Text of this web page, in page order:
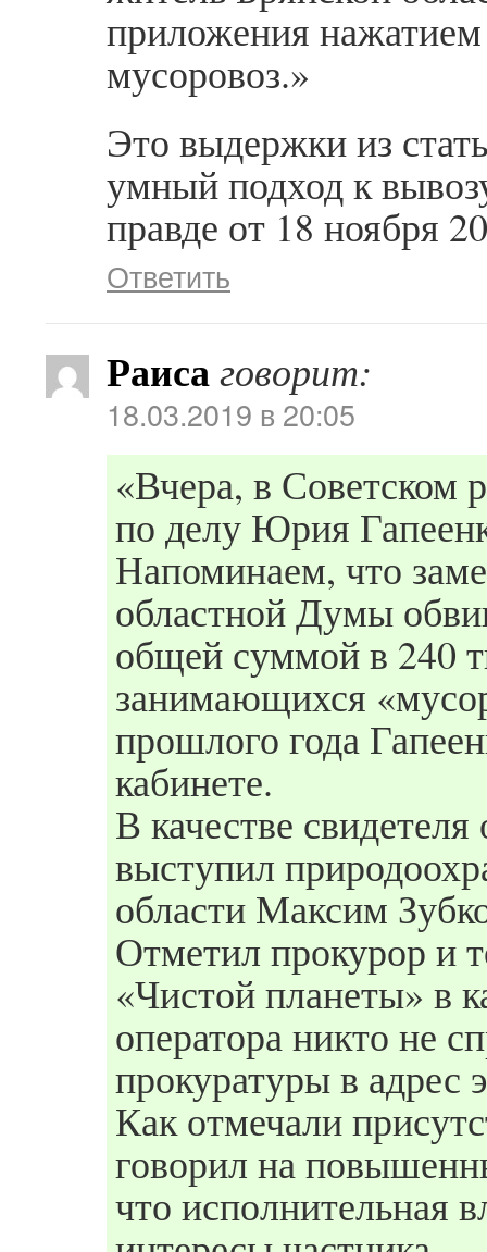
приложения
мусоровоз.»
Это выдержки из
умный подход к
правде от 18 ноября
Ответить
Раисаговорит:
18.03.2019 в 20:05
«Вчера, в Советском
по делу Юрия
Напоминаем, что
областной Думы
общей суммой в 240
занимающихся
прошлого года
кабинете.
В качестве
выступил
области Максим
Отметил прокурор и
«Чистой планеты» в
оператора никто не
прокуратуры в
Как отмечали
говорил на
что исполнительная